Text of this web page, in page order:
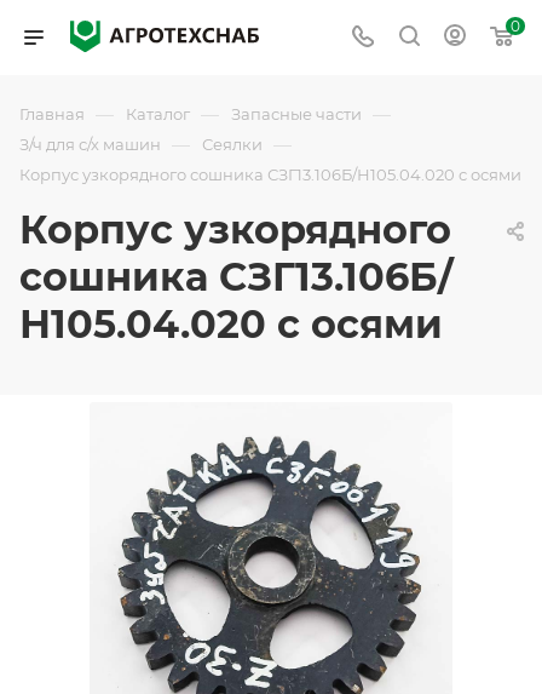
0
Главная — Каталог — Запасные части —
З/ч для с/х машин — Сеялки —
Корпус узкорядного сошника СЗГ13.106Б/Н105.04.020 с осями
Корпус узкорядного
сошника СЗГ13.106Б/
Н105.04.020 с осями